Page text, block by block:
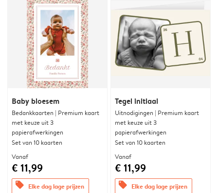
Baby bloesem
Bedankkaarten | Premium kaart
met keuze uit 3
papierafwerkingen
Set van 10 kaarten
Vanaf
€ 11,99
offers Elke dag lage prijzen
Tegel initiaal
Uitnodigingen | Premium kaart
met keuze uit 3
papierafwerkingen
Set van 10 kaarten
Vanaf
€ 11,99
offers Elke dag lage prijzen